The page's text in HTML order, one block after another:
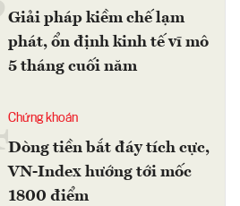
Giải pháp kiềm chế lạm
phát, ổn định kinh tế vĩ mô
5 tháng cuối năm
4Chứng khoán
Dòng tiền bắt đáy tích cực,
VN-Index hướng tới mốc
1800 điểm